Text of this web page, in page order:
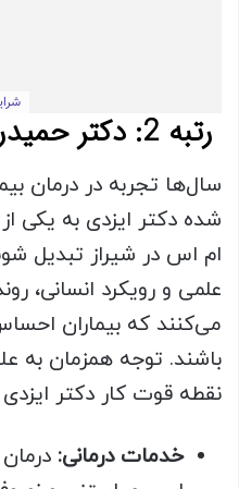
رتبه 2: دکتر حمیدرضا ایزدی
سال‌ها تجربه در درمان
شده دکتر ایزدی به یکی
ام اس در شیراز تبدیل
علمی و رویکرد انسانی،
می‌کنند که بیماران
باشند. توجه همزمان به
نقطه قوت کار دکتر
خدمات درمانی: